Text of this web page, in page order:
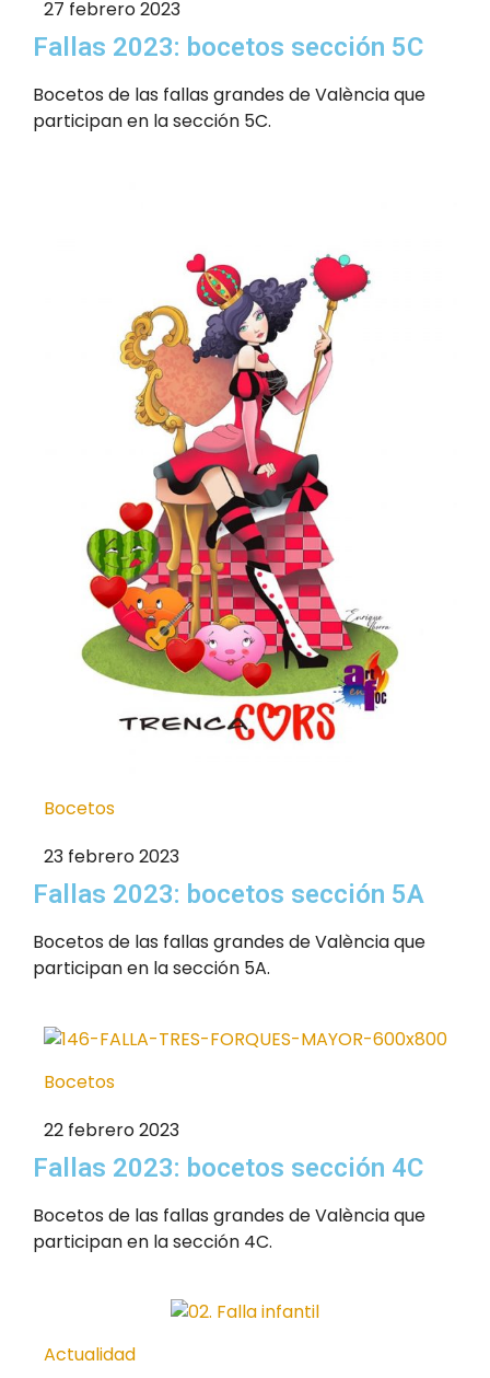
27 febrero 2023
Fallas 2023: bocetos sección 5C
Bocetos de las fallas grandes de València que
participan en la sección 5C.
Bocetos
23 febrero 2023
Fallas 2023: bocetos sección 5A
Bocetos de las fallas grandes de València que
participan en la sección 5A.
Bocetos
22 febrero 2023
Fallas 2023: bocetos sección 4C
Bocetos de las fallas grandes de València que
participan en la sección 4C.
Actualidad